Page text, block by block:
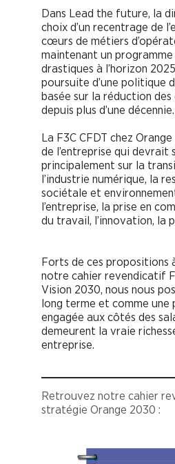
Dans Lead the future, la
choix d’un recentrage de
cœurs de métiers
maintenant un programme
drastiques à l’horizon
poursuite d’une politique
basée sur la réduction
depuis plus d’une décennie.
La F3C CFDT chez
de l’entreprise qui devrait
principalement sur la
l’industrie numérique, la
sociétale et
l’entreprise, la prise en
du travail, l’innovation, la
Forts de ces propositions
notre cahier revendicatif
Vision 2030, nous nous
long terme et comme une
engagée aux côtés des
demeurent la vraie
entreprise.
Retrouvez notre cahier
stratégie Orange 2030 :